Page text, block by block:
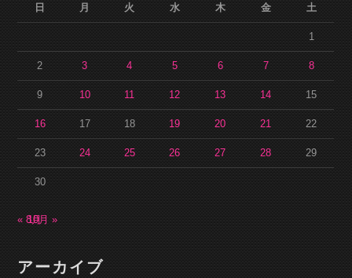
日
月 火 水 木 金 土
1
2 3 4 5 6 7 8
9 10 11 12 13 14 15
16 17 18 19 20 21 22
23 24 25 26 27 28 29
30
« 8月
10月 »
アーカイブ